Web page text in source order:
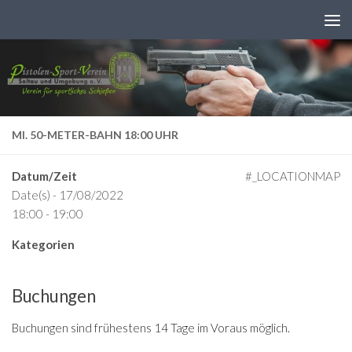
MI. 50-METER-BAHN 18:00 UHR
#_LOCATIONMAP
Datum/Zeit
Date(s) - 17/08/2022
18:00 - 19:00
Kategorien
Buchungen
Buchungen sind frühestens 14 Tage im Voraus möglich.